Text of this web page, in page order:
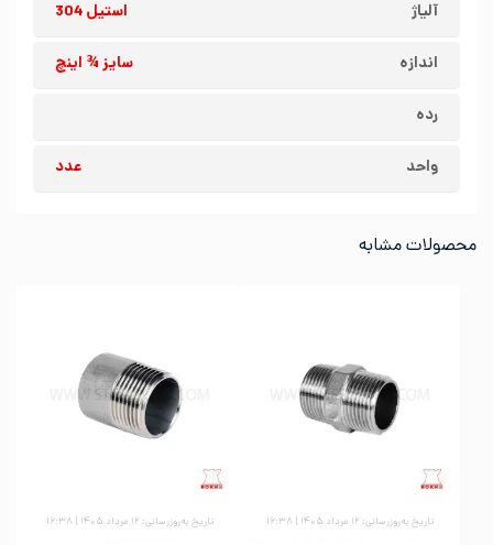
آلیاژ استیل 304
اندازه سایز ¾ اینچ
رده
واحد عدد
محصولات مشابه
تاریخ به‌روزرسانی: ۱۲ مرداد ۱۴۰۵ | ۱۶:۳۸ تاریخ به‌روزرسانی: ۱۲ مرداد ۱۴۰۵ | ۱۶:۳۸